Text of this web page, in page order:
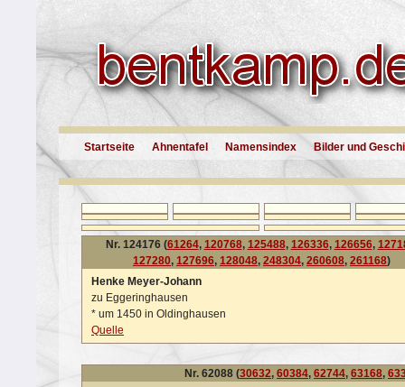
Startseite Ahnentafel Namensindex Bilder und
Nr. 124176 (61264, 120768, 125488, 126336, 126656,
127280, 127696, 128048, 248304, 260608, 261168)
Henke Meyer-Johann
zu Eggeringhausen
* um 1450 in Oldinghausen
Quelle
Nr. 62088 (30632, 60384, 62744, 63168,